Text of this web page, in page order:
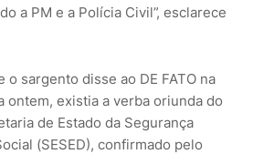
a PM e a Polícia Civil”, esclarece
o sargento disse ao DE FATO na
ontem, existia a verba oriunda do
de Estado da Segurança
(SESED), confirmado pelo